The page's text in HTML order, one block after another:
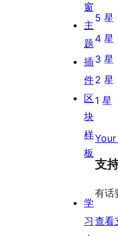
2
条
5
星
评
5 星
条
4
星
价
4 星
0
条
3
评
价
3 星
条
星
评
2 星
1
星
价
1 星
支
有话
查看
窗
主
题
插
件
区
块
样
板
学
习